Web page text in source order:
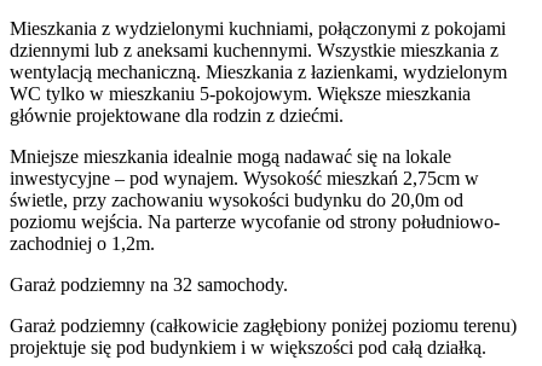
Mieszkania z wydzielonymi kuchniami, połączonymi z pokojami
dziennymi lub z aneksami kuchennymi. Wszystkie mieszkania z
wentylacją mechaniczną. Mieszkania z łazienkami, wydzielonym
WC tylko w mieszkaniu 5-pokojowym. Większe mieszkania
głównie projektowane dla rodzin z dziećmi.
Mniejsze mieszkania idealnie mogą nadawać się na lokale
inwestycyjne – pod wynajem. Wysokość mieszkań 2,75cm w
świetle, przy zachowaniu wysokości budynku do 20,0m od
poziomu wejścia. Na parterze wycofanie od strony południowo-
zachodniej o 1,2m.
Garaż podziemny na 32 samochody.
Garaż podziemny (całkowicie zagłębiony poniżej poziomu terenu)
projektuje się pod budynkiem i w większości pod całą działką.